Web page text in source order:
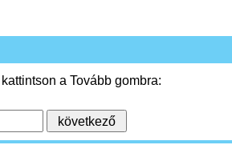
a Tovább gombra: